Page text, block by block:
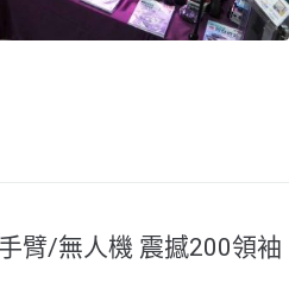
臂/無人機 震撼200領袖